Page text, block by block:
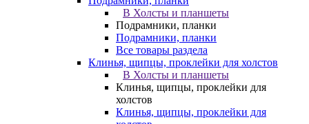
В Холсты и планшеты
Подрамники, планки
Подрамники, планки
Все товары раздела
Клинья, щипцы, проклейки для холстов
В Холсты и планшеты
Клинья, щипцы, проклейки для
холстов
Клинья, щипцы, проклейки для